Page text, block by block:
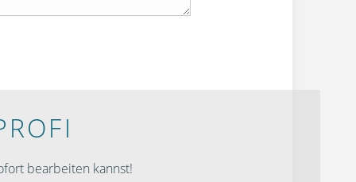
bearbeiten kannst!